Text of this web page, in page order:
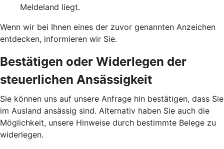
Meldeland liegt.
Wenn wir bei Ihnen eines der zuvor genannten Anzeichen
entdecken, informieren wir Sie.
Bestätigen oder Widerlegen der
steuerlichen Ansässigkeit
Sie können uns auf unsere Anfrage hin bestätigen, dass Sie
im Ausland ansässig sind. Alternativ haben Sie auch die
Möglichkeit, unsere Hinweise durch bestimmte Belege zu
widerlegen.